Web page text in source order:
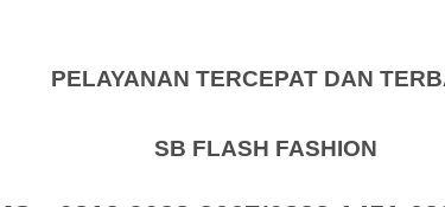
PELAYANAN TERCEPAT DAN
SB FLASH FASHION